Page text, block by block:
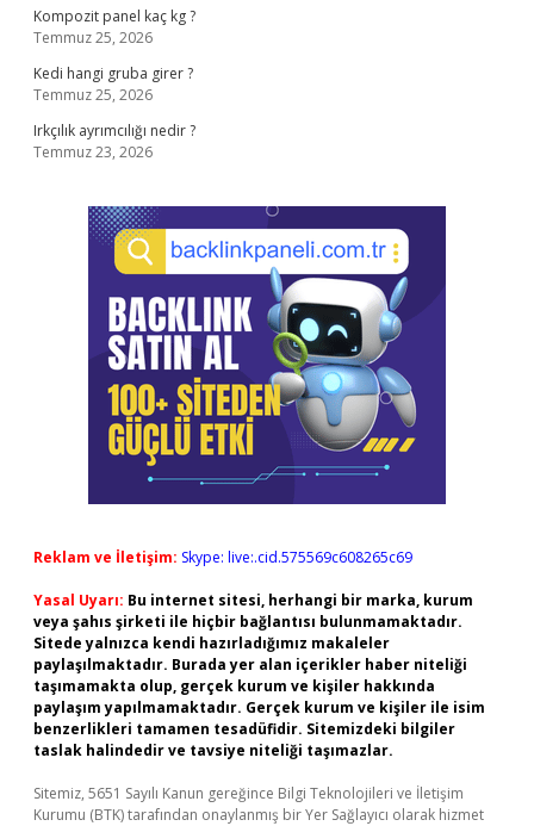
Kompozit panel kaç kg ?
Temmuz 25, 2026
Kedi hangi gruba girer ?
Temmuz 25, 2026
Irkçılık ayrımcılığı nedir ?
Temmuz 23, 2026
Reklam ve İletişim: Skype: live:.cid.575569c608265c69
Yasal Uyarı: Bu internet sitesi, herhangi bir marka, kurum
veya şahıs şirketi ile hiçbir bağlantısı bulunmamaktadır.
Sitede yalnızca kendi hazırladığımız makaleler
paylaşılmaktadır. Burada yer alan içerikler haber niteliği
taşımamakta olup, gerçek kurum ve kişiler hakkında
paylaşım yapılmamaktadır. Gerçek kurum ve kişiler ile isim
benzerlikleri tamamen tesadüfidir. Sitemizdeki bilgiler
taslak halindedir ve tavsiye niteliği taşımazlar.
Sitemiz, 5651 Sayılı Kanun gereğince Bilgi Teknolojileri ve İletişim
Kurumu (BTK) tarafından onaylanmış bir Yer Sağlayıcı olarak hizmet